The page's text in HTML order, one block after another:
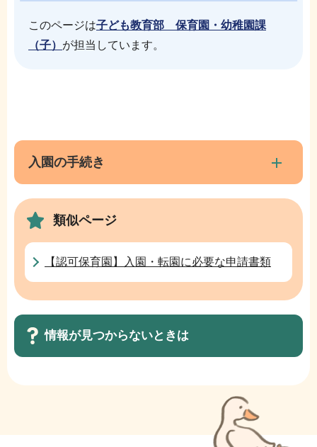
このページは子ども教育部 保育園・幼稚園課
（子） が担当しています。
こ
ま
で
ブ
ビ
こ
ら
入園の手続き
類似ページ
【認可保育園】入園・転園に必要な申請書類
情報が見つからないときは